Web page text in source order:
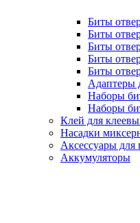
Биты
Биты
Биты
Биты
Биты
Адаптеры
Наборы
Наборы
Клей для
Насадки
Аксессуары для
Аккумуляторы